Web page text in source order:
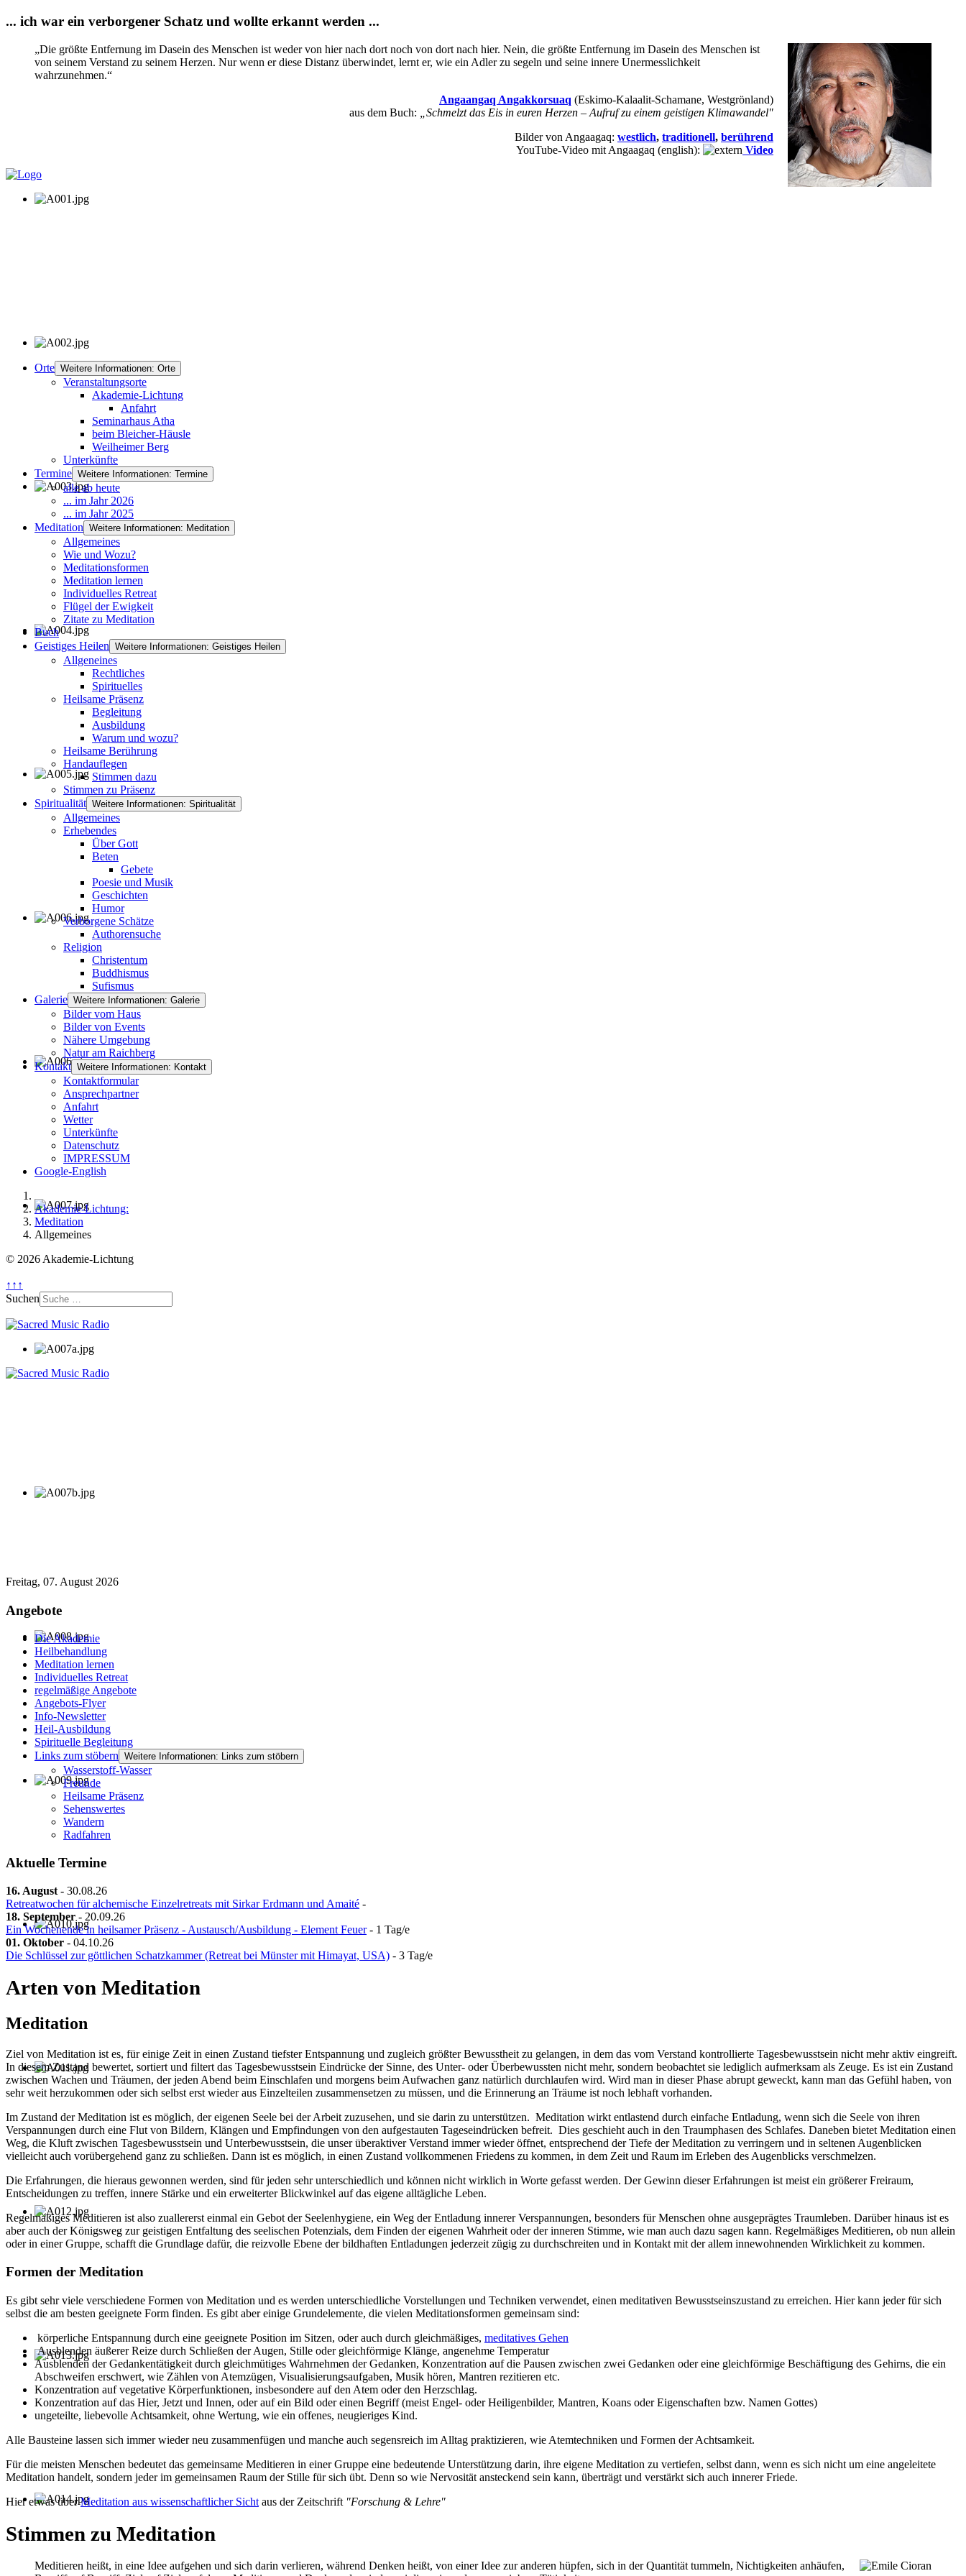
... ich war ein verborgener Schatz und wollte erkannt werden ...
„Die größte Entfernung im Dasein des Menschen ist weder von hier nach dort noch von dort nach hier. Nein, die größte Entfernung im Dasein des Menschen ist
von seinem Verstand zu seinem Herzen. Nur wenn er diese Distanz überwindet, lernt er, wie ein Adler zu segeln und seine innere Unermesslichkeit
wahrzunehmen.“
Angaangaq Angakkorsuaq (Eskimo-Kalaalit-Schamane, Westgrönland)
aus dem Buch: „Schmelzt das Eis in euren Herzen – Aufruf zu einem geistigen Klimawandel"
Bilder von Angaagaq: westlich, traditionell, berührend
YouTube-Video mit Angaagaq (english):
Video
Orte Weitere Informationen: Orte
Veranstaltungsorte
Akademie-Lichtung
Anfahrt
Seminarhaus Atha
beim Bleicher-Häusle
Weilheimer Berg
Unterkünfte
Termine Weitere Informationen: Termine
alle ab heute
... im Jahr 2026
... im Jahr 2025
Meditation Weitere Informationen: Meditation
Allgemeines
Wie und Wozu?
Meditationsformen
Meditation lernen
Individuelles Retreat
Flügel der Ewigkeit
Zitate zu Meditation
Buch
Geistiges Heilen Weitere Informationen: Geistiges Heilen
Allgeneines
Rechtliches
Spirituelles
Heilsame Präsenz
Begleitung
Ausbildung
Warum und wozu?
Heilsame Berührung
Handauflegen
Stimmen dazu
Stimmen zu Präsenz
Spiritualität Weitere Informationen: Spiritualität
Allgemeines
Erhebendes
Über Gott
Beten
Gebete
Poesie und Musik
Geschichten
Humor
Verborgene Schätze
Authorensuche
Religion
Christentum
Buddhismus
Sufismus
Galerie Weitere Informationen: Galerie
Bilder vom Haus
Bilder von Events
Nähere Umgebung
Natur am Raichberg
Kontakt Weitere Informationen: Kontakt
Kontaktformular
Ansprechpartner
Anfahrt
Wetter
Unterkünfte
Datenschutz
IMPRESSUM
Google-English
Akademie-Lichtung:
Meditation
Allgemeines
© 2026 Akademie-Lichtung
↑↑↑
Suchen
Freitag, 07. August 2026
Angebote
Die Akademie
Heilbehandlung
Meditation lernen
Individuelles Retreat
regelmäßige Angebote
Angebots-Flyer
Info-Newsletter
Heil-Ausbildung
Spirituelle Begleitung
Links zum stöbern Weitere Informationen: Links zum stöbern
Wasserstoff-Wasser
Freunde
Heilsame Präsenz
Sehenswertes
Wandern
Radfahren
Aktuelle Termine
16. August - 30.08.26
Retreatwochen für alchemische Einzelretreats mit Sirkar Erdmann und Amaité -
18. September - 20.09.26
Ein Wochenende in heilsamer Präsenz - Austausch/Ausbildung - Element Feuer- 1 Tag/e
01. Oktober - 04.10.26
Die Schlüssel zur göttlichen Schatzkammer (Retreat bei Münster mit Himayat, USA) - 3 Tag/e
Arten von Meditation
Meditation
Ziel von Meditation ist es, für einige Zeit in einen Zustand tiefster Entspannung und zugleich größter Bewusstheit zu gelangen, in dem das vom Verstand kontrollierte Tagesbewusstsein nicht mehr aktiv eingreift.
In diesem Zustand bewertet, sortiert und filtert das Tagesbewusstsein Eindrücke der Sinne, des Unter- oder Überbewussten nicht mehr, sondern beobachtet sie lediglich aufmerksam als Zeuge. Es ist ein Zustand
zwischen Wachen und Träumen, der jeden Abend beim Einschlafen und morgens beim Aufwachen ganz natürlich durchlaufen wird. Wird man in dieser Phase abrupt geweckt, kann man das Gefühl haben, von
sehr weit herzukommen oder sich selbst erst wieder aus Einzelteilen zusammensetzen zu müssen, und die Erinnerung an Träume ist noch lebhaft vorhanden.
Im Zustand der Meditation ist es möglich, der eigenen Seele bei der Arbeit zuzusehen, und sie darin zu unterstützen. Meditation wirkt entlastend durch einfache Entladung, wenn sich die Seele von ihren
Verspannungen durch eine Flut von Bildern, Klängen und Empfindungen von den aufgestauten Tageseindrücken befreit. Dies geschieht auch in den Traumphasen des Schlafes. Daneben bietet Meditation einen
Weg, die Kluft zwischen Tagesbewusstsein und Unterbewusstsein, die unser überaktiver Verstand immer wieder öffnet, entsprechend der Tiefe der Meditation zu verringern und in seltenen Augenblicken
vielleicht auch vorübergehend ganz zu schließen. Dann ist es möglich, in einen Zustand vollkommenen Friedens zu kommen, in dem Zeit und Raum im Erleben des Augenblicks verschmelzen.
Die Erfahrungen, die hieraus gewonnen werden, sind für jeden sehr unterschiedlich und können nicht wirklich in Worte gefasst werden. Der Gewinn dieser Erfahrungen ist meist ein größerer Freiraum,
Entscheidungen zu treffen, innere Stärke und ein erweiterter Blickwinkel auf das eigene alltägliche Leben.
Regelmäßiges Meditieren ist also zuallererst einmal ein Gebot der Seelenhygiene, ein Weg der Entladung innerer Verspannungen, besonders für Menschen ohne ausgeprägtes Traumleben. Darüber hinaus ist es
aber auch der Königsweg zur geistigen Entfaltung des seelischen Potenzials, dem Finden der eigenen Wahrheit oder der inneren Stimme, wie man auch dazu sagen kann. Regelmäßiges Meditieren, ob nun allein
oder in einer Gruppe, schafft die Grundlage dafür, die reizvolle Ebene der bildhaften Entladungen jederzeit zügig zu durchschreiten und in Kontakt mit der allem innewohnenden Wirklichkeit zu kommen.
Formen der Meditation
Es gibt sehr viele verschiedene Formen von Meditation und es werden unterschiedliche Vorstellungen und Techniken verwendet, einen meditativen Bewusstseinszustand zu erreichen. Hier kann jeder für sich
selbst die am besten geeignete Form finden. Es gibt aber einige Grundelemente, die vielen Meditationsformen gemeinsam sind:
körperliche Entspannung durch eine geeignete Position im Sitzen, oder auch durch gleichmäßiges, meditatives Gehen
Ausblenden äußerer Reize durch Schließen der Augen, Stille oder gleichförmige Klänge, angenehme Temperatur
Ausblenden der Gedankentätigkeit durch gleichmütiges Wahrnehmen der Gedanken, Konzentration auf die Pausen zwischen zwei Gedanken oder eine gleichförmige Beschäftigung des Gehirns, die ein
Abschweifen erschwert, wie Zählen von Atemzügen, Visualisierungsaufgaben, Musik hören, Mantren rezitieren etc.
Konzentration auf vegetative Körperfunktionen, insbesondere auf den Atem oder den Herzschlag.
Konzentration auf das Hier, Jetzt und Innen, oder auf ein Bild oder einen Begriff (meist Engel- oder Heiligenbilder, Mantren, Koans oder Eigenschaften bzw. Namen Gottes)
ungeteilte, liebevolle Achtsamkeit, ohne Wertung, wie ein offenes, neugieriges Kind.
Alle Bausteine lassen sich immer wieder neu zusammenfügen und manche auch segensreich im Alltag praktizieren, wie Atemtechniken und Formen der Achtsamkeit.
Für die meisten Menschen bedeutet das gemeinsame Meditieren in einer Gruppe eine bedeutende Unterstützung darin, ihre eigene Meditation zu vertiefen, selbst dann, wenn es sich nicht um eine angeleitete
Meditation handelt, sondern jeder im gemeinsamen Raum der Stille für sich übt. Denn so wie Nervosität ansteckend sein kann, überträgt und verstärkt sich auch innerer Friede.
Hier etwas überMeditation aus wissenschaftlicher Sicht aus der Zeitschrift "Forschung & Lehre"
Stimmen zu Meditation
Meditieren heißt, in eine Idee aufgehen und sich darin verlieren, während Denken heißt, von einer Idee zur anderen hüpfen, sich in der Quantität tummeln, Nichtigkeiten anhäufen,